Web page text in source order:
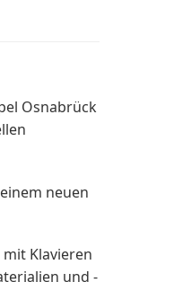
Osnabrück
neuen
Klavieren
und -